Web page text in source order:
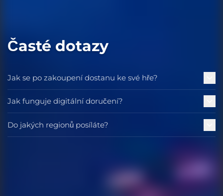
Časté dotazy
Jak se po zakoupení dostanu ke své hře?
Jak funguje digitální doručení?
Do jakých regionů posíláte?